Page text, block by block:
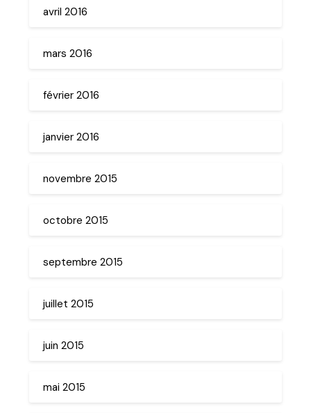
avril 2016
mars 2016
février 2016
janvier 2016
novembre 2015
octobre 2015
septembre 2015
juillet 2015
juin 2015
mai 2015